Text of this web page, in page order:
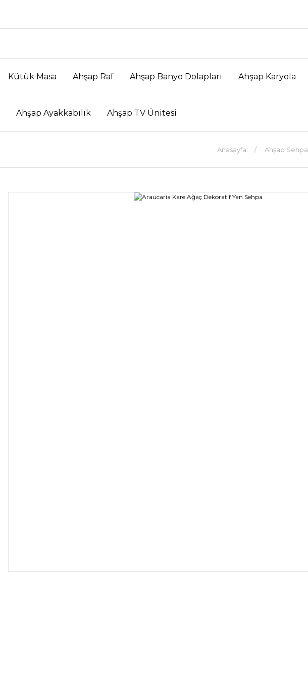
Kütük Masa Ahşap Raf Ahşap Banyo Dolapları Ahşap Karyola
Ahşap Ayakkabılık Ahşap TV Ünitesi
Anasayfa Ahşap Sehpa